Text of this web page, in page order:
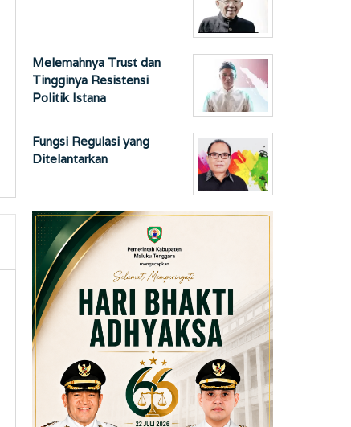
Melemahnya Trust dan
Tingginya Resistensi
Politik Istana
Fungsi Regulasi yang
Ditelantarkan